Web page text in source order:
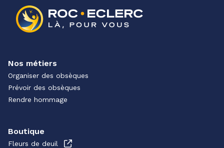
Nos métiers
Organiser des obsèques
Prévoir des obsèques
Rendre hommage
Boutique
Fleurs de deuil